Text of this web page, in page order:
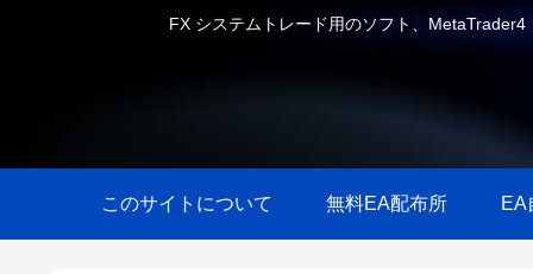
FX システムトレード用のソフト、
このサイトについて 無料EA配布所 EA